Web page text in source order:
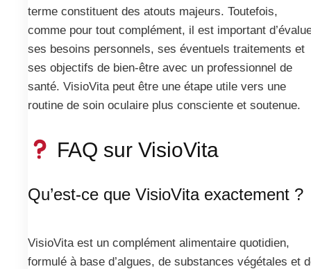
terme constituent des atouts majeurs. Toutefois,
comme pour tout complément, il est important
ses besoins personnels, ses éventuels traitements et
ses objectifs de bien-être avec un professionnel de
santé. VisioVita peut être une étape utile vers une
routine de soin oculaire plus consciente et soutenue.
FAQ sur VisioVita
Qu’est-ce que VisioVita exactement ?
VisioVita est un complément alimentaire quotidien,
formulé à base d’algues, de substances végétales et